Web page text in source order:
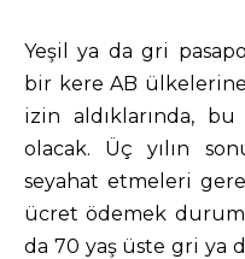
Yeşil ya da gri
bir kere AB
izin aldıklarında,
olacak. Üç yılın
seyahat etmeleri
ücret ödemek
da 70 yaş üste gri ya